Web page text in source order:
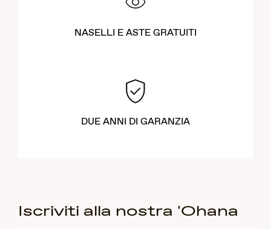
NASELLI E ASTE GRATUITI
DUE ANNI DI GARANZIA
Iscriviti alla nostra 'Ohana